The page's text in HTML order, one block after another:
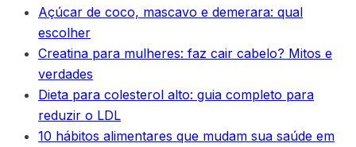
Açúcar de coco, mascavo e demerara: qual
escolher
Creatina para mulheres: faz cair cabelo? Mitos e
verdades
Dieta para colesterol alto: guia completo para
reduzir o LDL
10 hábitos alimentares que mudam sua saúde em